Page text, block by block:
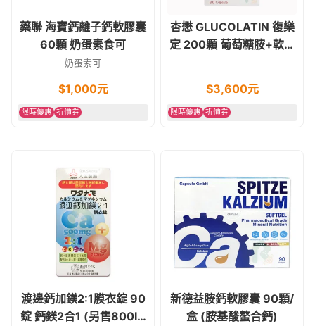
藥聯 海寶鈣離子鈣軟膠囊
60顆 奶蛋素食可
奶蛋素可
$1,000元
限時優惠 折價券
杏懋 GLUCOLATIN 復樂
定 200顆 葡萄糖胺+軟骨
$3,600元
限時優惠 折價券
渡邊鈣加鎂2:1膜衣錠 90
錠 鈣鎂2合1 (另售800IU
新德益胺鈣軟膠囊 90顆/
盒 (胺基酸螯合鈣)